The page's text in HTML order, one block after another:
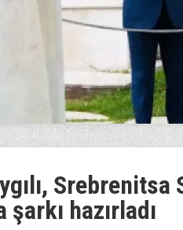
Srebrenitsa
hazırladı